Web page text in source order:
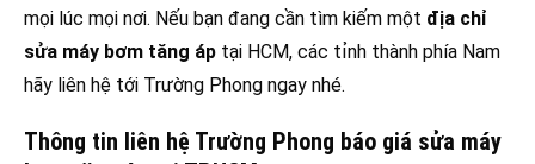
mọi lúc mọi nơi. Nếu bạn đang cần tìm kiếm một địa chỉ
sửa máy bơm tăng áp tại HCM, các tỉnh thành phía Nam
hãy liên hệ tới Trường Phong ngay nhé.
Thông tin liên hệ Trường Phong báo giá sửa máy